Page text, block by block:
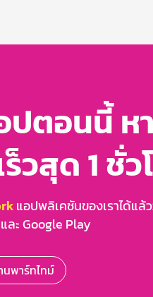
ปตอนนี้ ห
วสุด 1 ชั่ว
แอปพลิเคชันของเราได้แล้
ละ Google Play
นพาร์ทไทม์